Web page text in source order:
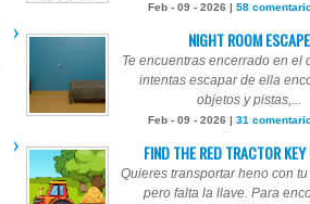
Feb - 09 - 2026 | 58
NIGHT ROOM ESCAPE
Te encuentras encerrado en el
intentas escapar de ella
objetos y pistas,...
Feb - 09 - 2026 | 31
FIND THE RED TRACTOR KEY
Quieres transportar heno con tu
pero falta la llave. Para